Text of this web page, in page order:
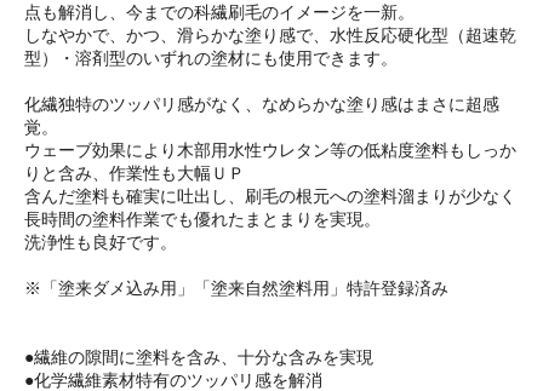
点も解消し、今までの科繊刷毛のイメージを一新。
しなやかで、かつ、滑らかな塗り感で、水性反応硬化型（超速乾
型）・溶剤型のいずれの塗材にも使用できます。
化繊独特のツッパリ感がなく、なめらかな塗り感はまさに超感
覚。
ウェーブ効果により木部用水性ウレタン等の低粘度塗料もしっか
りと含み、作業性も大幅ＵＰ
含んだ塗料も確実に吐出し、刷毛の根元への塗料溜まりが少なく
長時間の塗料作業でも優れたまとまりを実現。
洗浄性も良好です。
※「塗来ダメ込み用」「塗来自然塗料用」特許登録済み
●繊維の隙間に塗料を含み、十分な含みを実現
●化学繊維素材特有のツッパリ感を解消